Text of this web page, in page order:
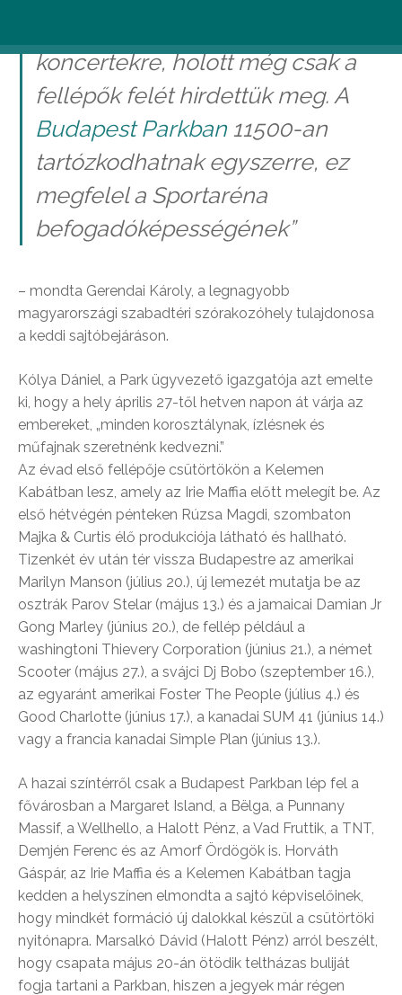
koncertekre, holott még csak a
fellépők felét hirdettük meg. A
Budapest Parkban11500-an
tartózkodhatnak egyszerre, ez
megfelel a Sportaréna
befogadóképességének”
– mondta Gerendai Károly, a legnagyobb
magyarországi szabadtéri szórakozóhely tulajdonosa
a keddi sajtóbejáráson.
Kólya Dániel, a Park ügyvezető igazgatója azt emelte
ki, hogy a hely április 27-től hetven napon át várja az
embereket, „minden korosztálynak, ízlésnek és
műfajnak szeretnénk kedvezni.”
Az évad első fellépője csütörtökön a Kelemen
Kabátban lesz, amely az Irie Maffia előtt melegít be. Az
első hétvégén pénteken Rúzsa Magdi, szombaton
Majka & Curtis élő produkciója látható és hallható.
Tizenkét év után tér vissza Budapestre az amerikai
Marilyn Manson (július 20.), új lemezét mutatja be az
osztrák Parov Stelar (május 13.) és a jamaicai Damian Jr
Gong Marley (június 20.), de fellép például a
washingtoni Thievery Corporation (június 21.), a német
Scooter (május 27.), a svájci Dj Bobo (szeptember 16.),
az egyaránt amerikai Foster The People (július 4.) és
Good Charlotte (június 17.), a kanadai SUM 41 (június 14.)
vagy a francia kanadai Simple Plan (június 13.).
A hazai színtérről csak a Budapest Parkban lép fel a
fővárosban a Margaret Island, a Bëlga, a Punnany
Massif, a Wellhello, a Halott Pénz, a Vad Fruttik, a TNT,
Demjén Ferenc és az Amorf Ördögök is. Horváth
Gáspár, az Irie Maffia és a Kelemen Kabátban tagja
kedden a helyszínen elmondta a sajtó képviselőinek,
hogy mindkét formáció új dalokkal készül a csütörtöki
nyitónapra. Marsalkó Dávid (Halott Pénz) arról beszélt,
hogy csapata május 20-án ötödik teltházas buliját
fogja tartani a Parkban, hiszen a jegyek már régen